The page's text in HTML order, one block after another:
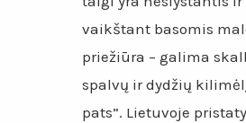
vaikštant basomis
priežiūra – galima
spalvų ir dydžių
pats”. Lietuvoje